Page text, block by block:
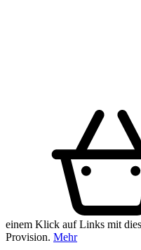
einem Klick auf Links mit
Provision. Mehr